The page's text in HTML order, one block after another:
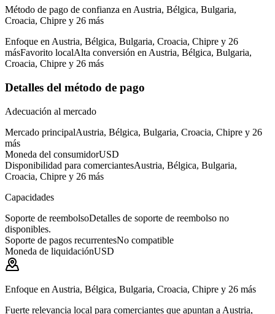
Método de pago de confianza en Austria, Bélgica, Bulgaria,
Croacia, Chipre y 26 más
Enfoque en Austria, Bélgica, Bulgaria, Croacia, Chipre y 26
másFavorito localAlta conversión en Austria, Bélgica, Bulgaria,
Croacia, Chipre y 26 más
Detalles del método de pago
Adecuación al mercado
Mercado principalAustria, Bélgica, Bulgaria, Croacia, Chipre y 26
más
Moneda del consumidorUSD
Disponibilidad para comerciantesAustria, Bélgica, Bulgaria,
Croacia, Chipre y 26 más
Capacidades
Soporte de reembolsoDetalles de soporte de reembolso no
disponibles.
Soporte de pagos recurrentesNo compatible
Moneda de liquidaciónUSD
Enfoque en Austria, Bélgica, Bulgaria, Croacia, Chipre y 26 más
Fuerte relevancia local para comerciantes que apuntan a Austria,